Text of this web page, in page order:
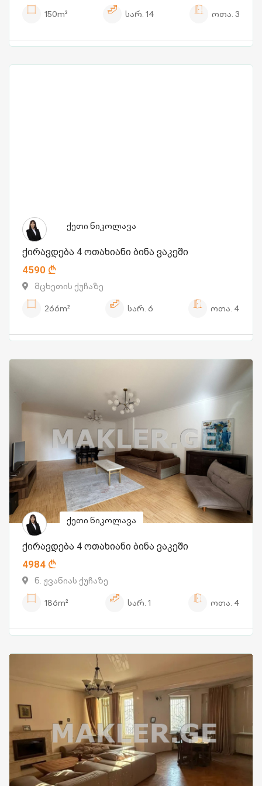
150m²
სარ. 14 ოთა. 3
ქეთი ნიკოლავა
ქირავდება 4 ოთახიანი ბინა ვაკეში
4590
მცხეთის ქუჩაზე
266m²
სარ. 6 ოთა. 4
ქეთი ნიკოლავა
ქირავდება 4 ოთახიანი ბინა ვაკეში
4984
ნ. ჟვანიას ქუჩაზე
186m²
სარ. 1 ოთა. 4